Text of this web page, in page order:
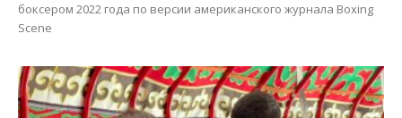
боксером 2022 года по версии американского журнала Boxing
Scene